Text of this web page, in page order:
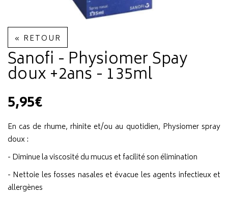
« RETOUR
Sanofi - Physiomer Spay
doux +2ans - 135ml
5,95€
En cas de rhume, rhinite et/ou au quotidien, Physiomer spray
doux :
- Diminue la viscosité du mucus et facilité son élimination
- Nettoie les fosses nasales et évacue les agents infectieux et
allergènes